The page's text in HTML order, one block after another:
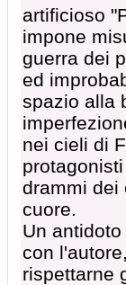
artificioso
impone
guerra dei
ed
spazio alla
nei cieli di
drammi dei
cuore.
Un
con
rispettarne